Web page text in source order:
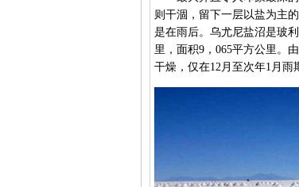
则干涸，留下一层以盐为主
是在雨后。乌尤尼盐沼是玻
里，面积9，065平方公里。
干燥，仅在12月至次年1月雨